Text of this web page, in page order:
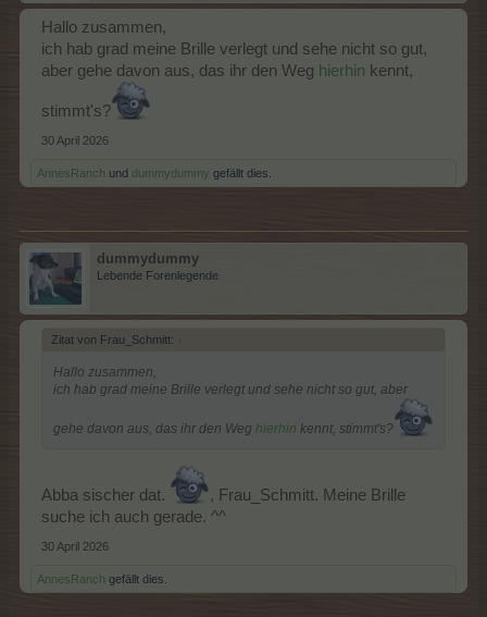
Hallo zusammen,
ich hab grad meine Brille verlegt und sehe nicht so gut,
aber gehe davon aus, das ihr den Weg hierhin kennt,
stimmt's?
30 April 2026
AnnesRanch und dummydummy gefällt dies.
dummydummy
Lebende Forenlegende
Zitat von Frau_Schmitt: ↑
Hallo zusammen,
ich hab grad meine Brille verlegt und sehe nicht so gut, aber
gehe davon aus, das ihr den Weg hierhin kennt, stimmt's?
Abba sischer dat.
, Frau_Schmitt. Meine Brille
suche ich auch gerade. ^^
30 April 2026
AnnesRanch gefällt dies.